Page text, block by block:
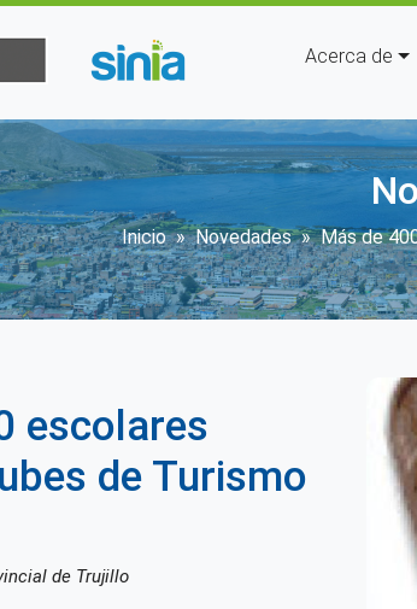
Navegación
Acerca de
Sobrescribir
Inicio Novedades Más de
escolares
de Turismo
de Trujillo